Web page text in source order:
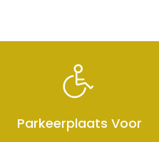
Parkeerplaats Voor